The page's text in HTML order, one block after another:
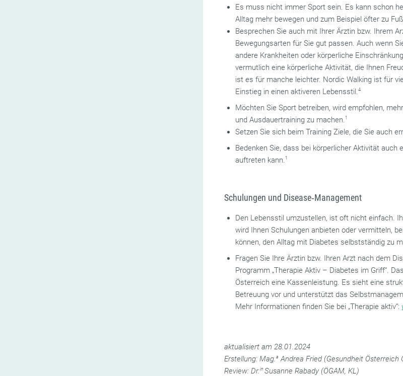
Es muss nicht immer Sport sein. Es kann schon
Alltag mehr bewegen und zum Beispiel öfter zu
Besprechen Sie auch mit Ihrer Ärztin bzw. Ihrem
Bewegungsarten für Sie gut passen. Auch wenn
andere Krankheiten oder körperliche
vermutlich eine körperliche Aktivität, die Ihnen
ist es für manche leichter. Nordic Walking ist für
Einstieg in einen aktiveren Lebensstil.4
Möchten Sie Sport betreiben, wird empfohlen,
und Ausdauertraining zu machen.1
Setzen Sie sich beim Training Ziele, die Sie auch
Bedenken Sie, dass bei körperlicher Aktivität auch
auftreten kann.1
Schulungen und Disease‐Management
Den Lebensstil umzustellen, ist oft nicht einfach.
wird Ihnen Schulungen anbieten oder vermitteln,
können, den Alltag mit Diabetes selbstständig zu
Fragen Sie Ihre Ärztin bzw. Ihren Arzt nach dem
Programm „Therapie Aktiv – Diabetes im Griff“.
Österreich eine Kassenleistung. Es sieht eine
Betreuung vor und unterstützt das
Mehr Informationen finden Sie bei „Therapie aktiv“:
aktualisiert am 28.01.2024
Erstellung: Mag.a Andrea Fried (Gesundheit Österreich
Review: Dr.in Susanne Rabady (ÖGAM, KL)